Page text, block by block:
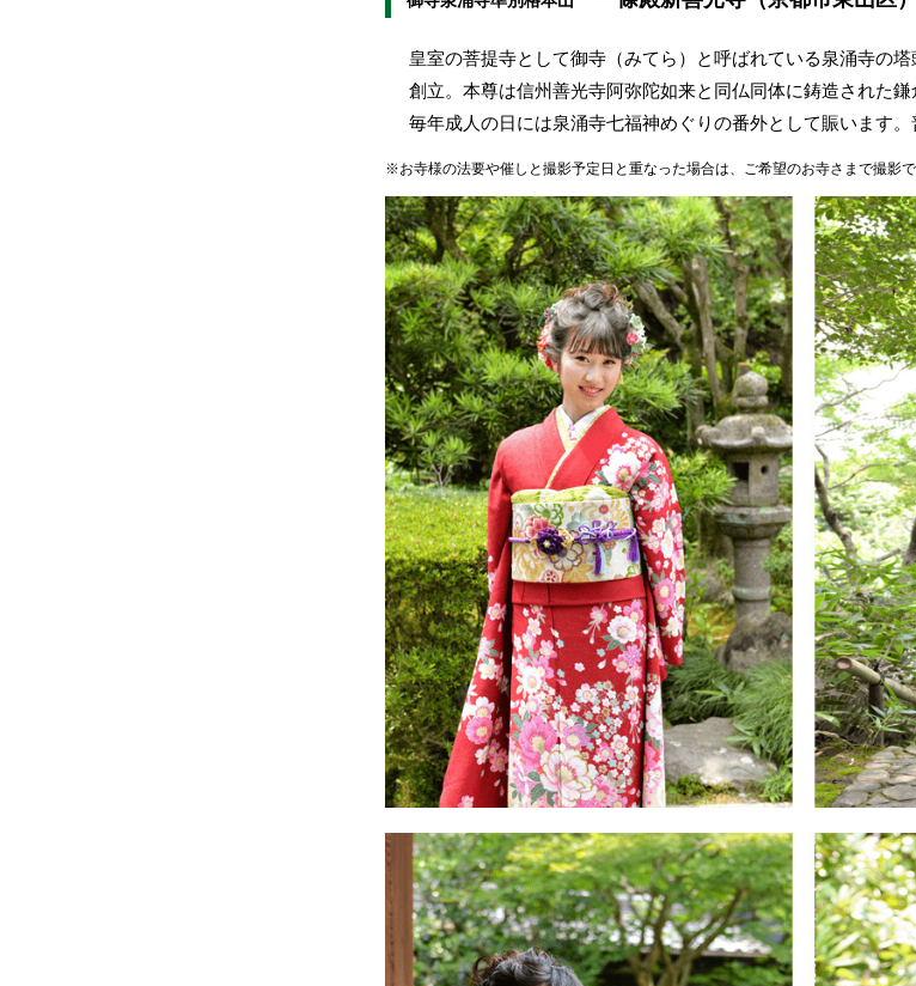
皇室の菩提寺として御寺（みてら）と呼ばれている泉涌寺の
創立。本尊は信州善光寺阿弥陀如来と同仏同体に鋳造された鎌
毎年成人の日には泉涌寺七福神めぐりの番外として賑います。
※お寺様の法要や催しと撮影予定日と重なった場合は、ご希望のお寺さまで撮影で